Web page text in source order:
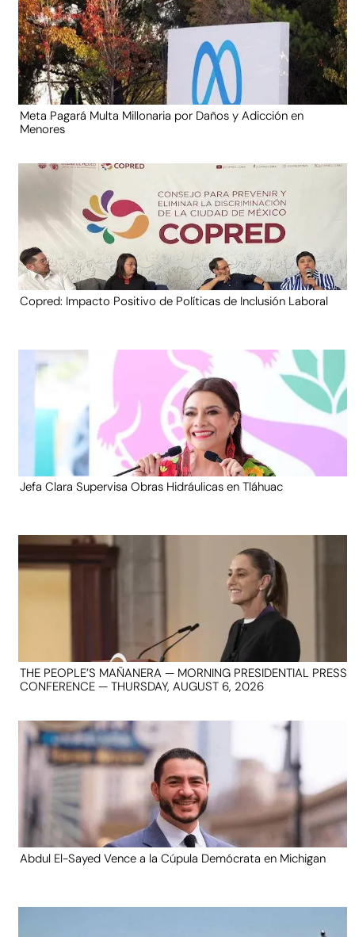
Meta Pagará Multa Millonaria por Daños y Adicción en
Menores
Copred: Impacto Positivo de Políticas de Inclusión Laboral
Jefa Clara Supervisa Obras Hidráulicas en Tláhuac
THE PEOPLE’S MAÑANERA — MORNING PRESIDENTIAL PRESS
CONFERENCE — THURSDAY, AUGUST 6, 2026
Abdul El-Sayed Vence a la Cúpula Demócrata en Michigan